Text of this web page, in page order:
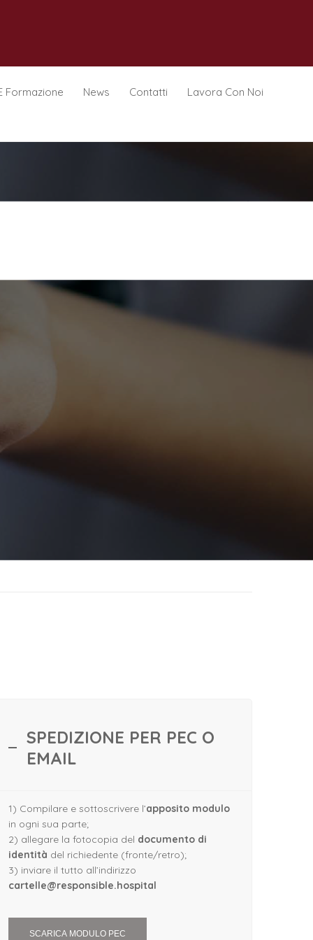
Formazione News Contatti
Lavora Con Noi
SPEDIZIONE PER PEC O
EMAIL
1) Compilare e sottoscrivere l’apposito modulo
in ogni sua parte;
2) allegare la fotocopia del documento di
identità del richiedente (fronte/retro);
3) inviare il tutto all’indirizzo
cartelle@responsible.hospital
SCARICA MODULO PEC